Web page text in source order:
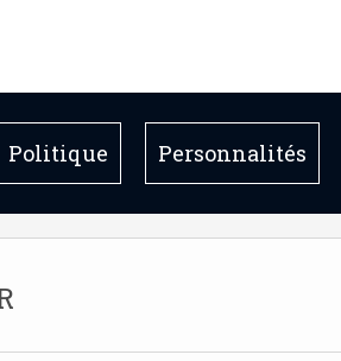
Politique Personnalités